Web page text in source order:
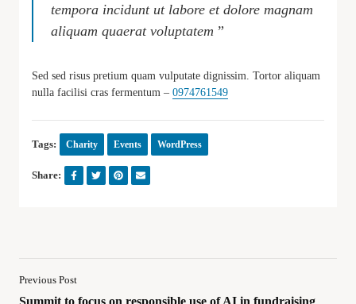
tempora incidunt ut labore et dolore magnam
aliquam quaerat voluptatem ”
Sed sed risus pretium quam vulputate dignissim. Tortor aliquam
nulla facilisi cras fermentum – 0974761549
Tags: Charity Events WordPress
Share:
Previous Post